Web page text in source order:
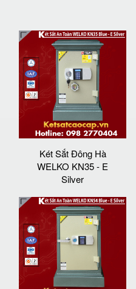
Két Sắt Đông Hà
WELKO KN35 - E
Silver